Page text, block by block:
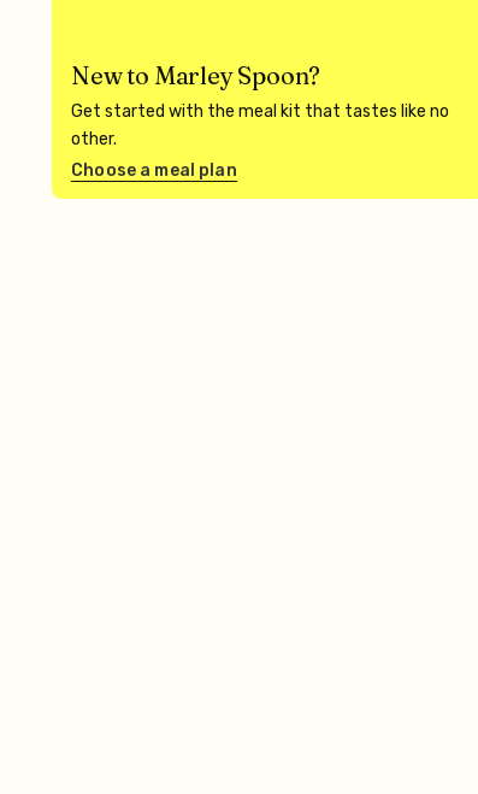
New to Marley Spoon?
Get started with the meal kit that tastes like no
other.
Choose a meal plan